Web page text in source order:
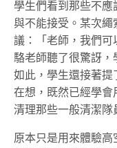
學生們看到那些不應
與不能接受。某次繩
議：「老師，我們可
駱老師聽了很驚訝
如此，學生還接著提
在想，既然已經學會
清理那些一般清潔隊
原本只是用來體驗高